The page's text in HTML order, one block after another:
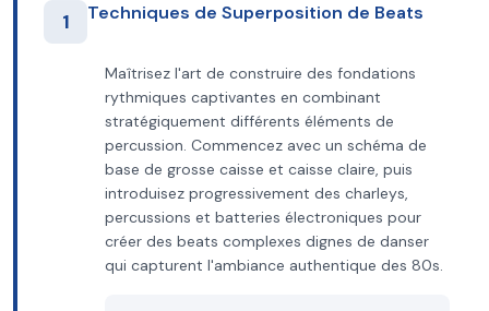
1 Techniques de Superposition de Beats
Maîtrisez l'art de construire des fondations
rythmiques captivantes en combinant
stratégiquement différents éléments de
percussion. Commencez avec un schéma de
base de grosse caisse et caisse claire, puis
introduisez progressivement des charleys,
percussions et batteries électroniques pour
créer des beats complexes dignes de danser
qui capturent l'ambiance authentique des 80s.